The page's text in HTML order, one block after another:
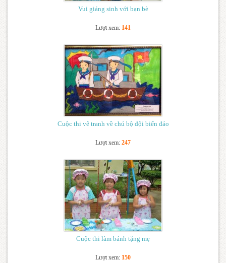
Vui giáng sinh với bạn bè
Lượt xem: 141
Cuộc thi vẽ tranh về chú bộ đội biển đảo
Lượt xem: 247
Cuộc thi làm bánh tặng mẹ
Lượt xem: 150